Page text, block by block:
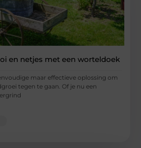
en netjes met een worteldoek
maar effectieve oplossing om
tegen te gaan. Of je nu een